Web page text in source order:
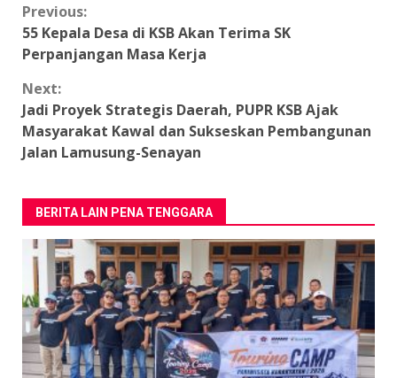
Continue
Reading
Previous:
55 Kepala Desa di KSB Akan Terima SK
Perpanjangan Masa Kerja
Next:
Jadi Proyek Strategis Daerah, PUPR KSB Ajak
Masyarakat Kawal dan Sukseskan Pembangunan
Jalan Lamusung-Senayan
BERITA LAIN PENA TENGGARA